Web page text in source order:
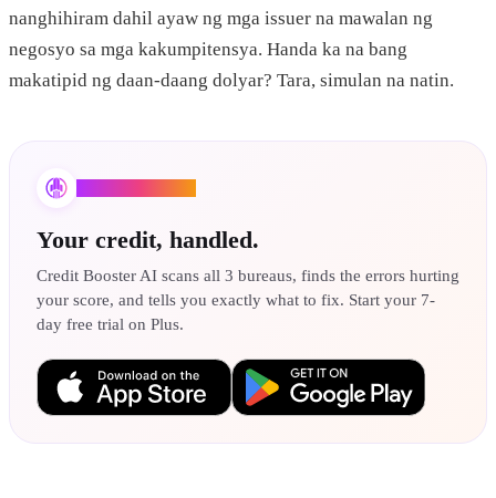
nanghihiram dahil ayaw ng mga issuer na mawalan ng
negosyo sa mga kakumpitensya. Handa ka na bang
makatipid ng daan-daang dolyar? Tara, simulan na natin.
Your credit, handled.
Credit Booster AI scans all 3 bureaus, finds the errors hurting
your score, and tells you exactly what to fix. Start your 7-
day free trial on Plus.